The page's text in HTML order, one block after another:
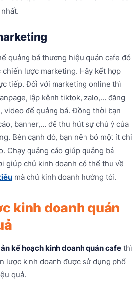
quảng bá thương hiệu quán cafe đó
lược marketing. Hãy kết hợp
tiếp. Đối với marketing online thì
lập kênh tiktok, zalo,… đăng
video để quảng bá. Đồng thời bạn
banner,… để thu hút sự chú ý của
Bên cạnh đó, bạn nên bỏ một ít chi
Chạy quảng cáo giúp quảng bá
giúp chủ kinh doanh có thể thu về
mà chủ kinh doanh hướng tới.
kinh doanh quán
kế hoạch kinh doanh quán cafe thì
lược kinh doanh được sử dụng phổ
quả.